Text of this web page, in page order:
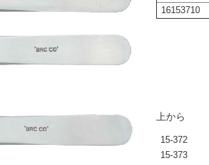
16153710
上から
15-372
15-373